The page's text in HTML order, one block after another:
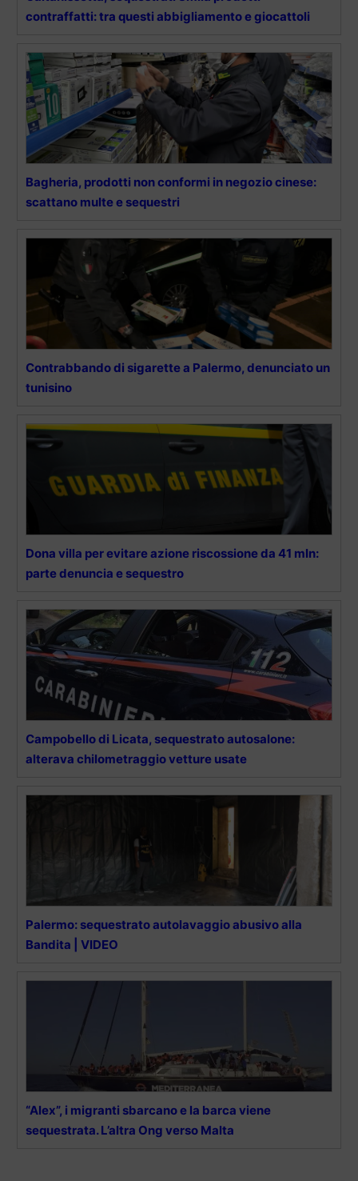
contraffatti: tra questi abbigliamento e giocattoli
Bagheria, prodotti non conformi in negozio cinese:
scattano multe e sequestri
Contrabbando di sigarette a Palermo, denunciato un
tunisino
Dona villa per evitare azione riscossione da 41 mln:
parte denuncia e sequestro
Campobello di Licata, sequestrato autosalone:
alterava chilometraggio vetture usate
Palermo: sequestrato autolavaggio abusivo alla
Bandita | VIDEO
“Alex”, i migranti sbarcano e la barca viene
sequestrata. L’altra Ong verso Malta